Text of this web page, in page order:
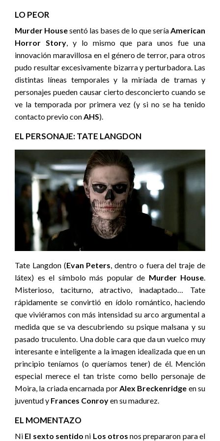
LO PEOR
Murder Housesentó las bases de lo que seríaAmerican
Horror Story, y lo mismo que para unos fue una
innovación maravillosa en el género de terror, para otros
pudo resultar excesivamente bizarra y perturbadora. Las
distintas líneas temporales y la miríada de tramas y
personajes pueden causar cierto desconcierto cuando se
ve la temporada por primera vez (y si no se ha tenido
contacto previo conAHS).
EL PERSONAJE: TATE LANGDON
Tate Langdon (Evan Peters , dentro o fuera del traje de
látex) es el símbolo más popular de Murder House
Misterioso, taciturno, atractivo, inadaptado… Tate
rápidamente se convirtió en ídolo romántico, haciendo
que viviéramos con más intensidad su arco argumental a
medida que se va descubriendo su psique malsana y su
pasado truculento. Una doble cara que da un vuelco muy
interesante e inteligente a la imagen idealizada que en un
principio teníamos (o queríamos tener) de él. Mención
especial merece el tan triste como bello personaje de
Moira, la criada encarnada por Alex Breckenridge en su
juventud y Frances Conroyen su madurez.
EL MOMENTAZO
Ni El sexto sentido ni Los otros nos prepararon para el